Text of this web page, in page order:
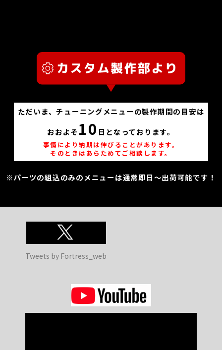
ただいま、チューニングメニューの製作期間の目安は
おおよそ 10 日となっております。
事情により納期は伸びることがあります。
そのときはあらためてご相談します。
※パーツの組込のみのメニューは通常即日～出荷可能です！
Tweets by Fortress_web